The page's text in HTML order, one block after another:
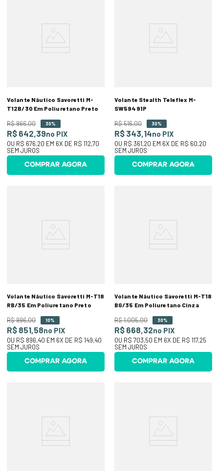
Volante Náutico Savoretti M-
T12B/30 Em Poliuretano Preto
R$966,00 30%
R$ 642,39no PIX
OU R$ 676,20 EM 6X DE R$ 112,70
SEM JUROS
COMPRAR AGORA
Volante Stealth Teleflex M-
SW59491P
R$516,00 30%
R$ 343,14no PIX
OU R$ 361,20 EM 6X DE R$ 60,20
SEM JUROS
COMPRAR AGORA
Volante Náutico Savoretti M-T18
RB/35 Em Poliuretano Preto
R$996,00 10%
R$ 851,58no PIX
OU R$ 896,40 EM 6X DE R$ 149,40
SEM JUROS
COMPRAR AGORA
Volante Náutico Savoretti M-T18
BG/35 Em Poliuretano Cinza
R$1.005,00 30%
R$ 668,32no PIX
OU R$ 703,50 EM 6X DE R$ 117,25
SEM JUROS
COMPRAR AGORA